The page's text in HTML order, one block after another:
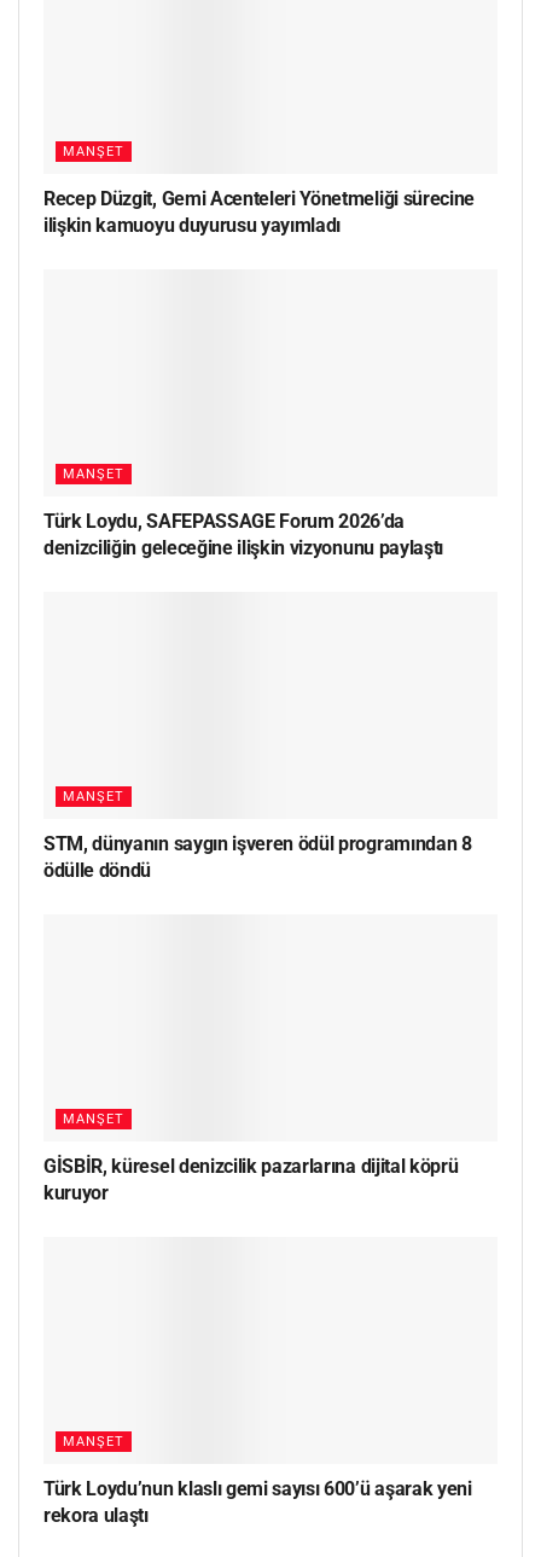
MANŞET
Recep Düzgit, Gemi Acenteleri Yönetmeliği sürecine
ilişkin kamuoyu duyurusu yayımladı
MANŞET
Türk Loydu, SAFEPASSAGE Forum 2026’da
denizciliğin geleceğine ilişkin vizyonunu paylaştı
MANŞET
STM, dünyanın saygın işveren ödül programından 8
ödülle döndü
MANŞET
GİSBİR, küresel denizcilik pazarlarına dijital köprü
kuruyor
MANŞET
Türk Loydu’nun klaslı gemi sayısı 600’ü aşarak yeni
rekora ulaştı